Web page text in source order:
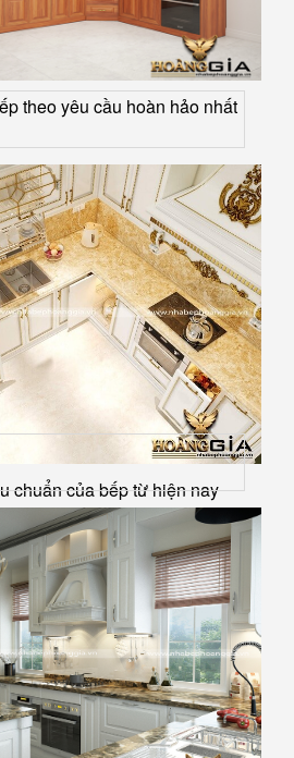
theo yêu cầu hoàn hảo nhất
chuẩn của bếp từ hiện nay